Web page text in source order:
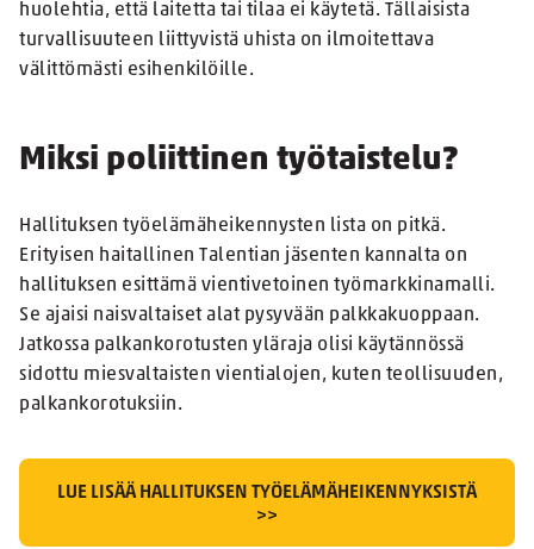
huolehtia, että laitetta tai tilaa ei käytetä. Tällaisista
turvallisuuteen liittyvistä uhista on ilmoitettava
välittömästi esihenkilöille.
Miksi poliittinen työtaistelu?
Hallituksen työelämäheikennysten lista on pitkä.
Erityisen haitallinen Talentian jäsenten kannalta on
hallituksen esittämä vientivetoinen työmarkkinamalli.
Se ajaisi naisvaltaiset alat pysyvään palkkakuoppaan.
Jatkossa palkankorotusten yläraja olisi käytännössä
sidottu miesvaltaisten vientialojen, kuten teollisuuden,
palkankorotuksiin.
LUE LISÄÄ HALLITUKSEN TYÖELÄMÄHEIKENNYKSISTÄ
>>